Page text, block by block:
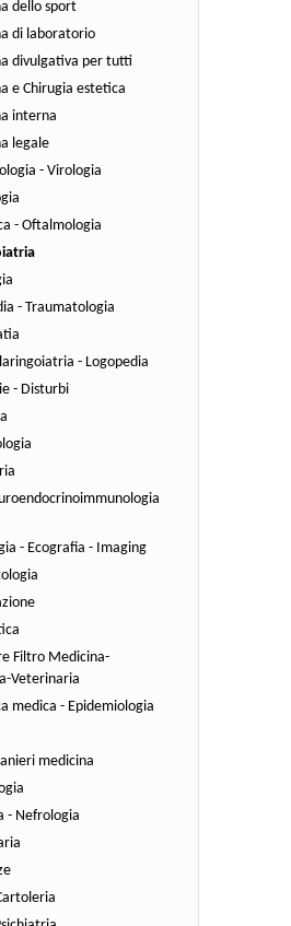
dello sport
di laboratorio
divulgativa per tutti
e Chirugia estetica
interna
legale
- Virologia
- Oftalmologia
- Traumatologia
- Logopedia
- Disturbi
- Ecografia - Imaging
Filtro Medicina-
Veterinaria
medica - Epidemiologia
medicina
- Nefrologia